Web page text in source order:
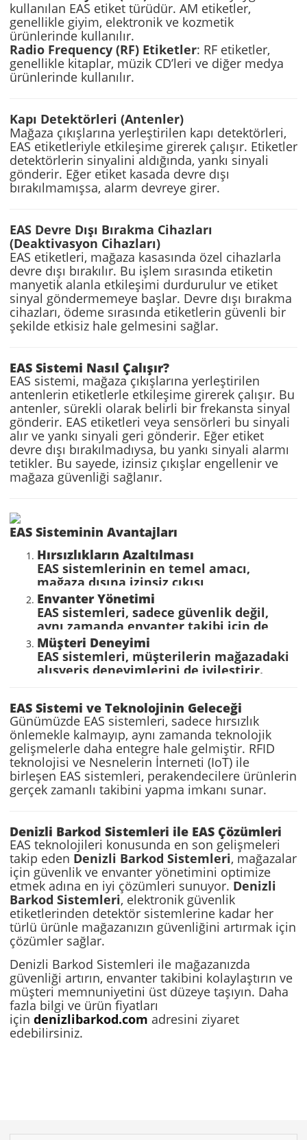
kullanılan EAS etiket türüdür. AM etiketler,
genellikle giyim, elektronik ve kozmetik
ürünlerinde kullanılır.
Radio Frequency (RF) Etiketler: RF etiketler,
genellikle kitaplar, müzik CD’leri ve diğer medya
ürünlerinde kullanılır.
Kapı Detektörleri (Antenler)
Mağaza çıkışlarına yerleştirilen kapı detektörleri,
EAS etiketleriyle etkileşime girerek çalışır. Etiketler
detektörlerin sinyalini aldığında, yankı sinyali
gönderir. Eğer etiket kasada devre dışı
bırakılmamışsa, alarm devreye girer.
EAS Devre Dışı Bırakma Cihazları
(Deaktivasyon Cihazları)
EAS etiketleri, mağaza kasasında özel cihazlarla
devre dışı bırakılır. Bu işlem sırasında etiketin
manyetik alanla etkileşimi durdurulur ve etiket
sinyal göndermemeye başlar. Devre dışı bırakma
cihazları, ödeme sırasında etiketlerin güvenli bir
şekilde etkisiz hale gelmesini sağlar.
EAS Sistemi Nasıl Çalışır?
EAS sistemi, mağaza çıkışlarına yerleştirilen
antenlerin etiketlerle etkileşime girerek çalışır. Bu
antenler, sürekli olarak belirli bir frekansta sinyal
gönderir. EAS etiketleri veya sensörleri bu sinyali
alır ve yankı sinyali geri gönderir. Eğer etiket
devre dışı bırakılmadıysa, bu yankı sinyali alarmı
tetikler. Bu sayede, izinsiz çıkışlar engellenir ve
mağaza güvenliği sağlanır.
EAS Sisteminin Avantajları
Hırsızlıkların Azaltılması
EAS sistemlerinin en temel amacı,
mağaza dışına izinsiz çıkışı
engellemektir. Bu sayede, hırsızlık
oranlarında ciddi bir azalma sağlanır. EAS
sistemleri, mağaza güvenliğini artırırken,
çalışanların ve güvenlik personelinin
üzerindeki yükü de hafifletir.
Envanter Yönetimi
EAS sistemleri, sadece güvenlik değil,
aynı zamanda envanter takibi için de
büyük bir fayda sağlar. Etiketler,
ürünlerin mağazaya girişinden çıkışına
kadar her aşamada izlenebilir. Bu,
etmelerini sağlar.
Müşteri Deneyimi
EAS sistemleri, müşterilerin mağazadaki
alışveriş deneyimlerini de iyileştirir.
tutar ve bu da müşteri memnuniyetini
artırır.
EAS Sistemi ve Teknolojinin Geleceği
Günümüzde EAS sistemleri, sadece hırsızlık
önlemekle kalmayıp, aynı zamanda teknolojik
gelişmelerle daha entegre hale gelmiştir. RFID
teknolojisi ve Nesnelerin İnterneti (IoT) ile
birleşen EAS sistemleri, perakendecilere ürünlerin
gerçek zamanlı takibini yapma imkanı sunar.
Denizli Barkod Sistemleri ile EAS Çözümleri
EAS teknolojileri konusunda en son gelişmeleri
takip eden Denizli Barkod Sistemleri, mağazalar
için güvenlik ve envanter yönetimini optimize
etmek adına en iyi çözümleri sunuyor. Denizli
Barkod Sistemleri, elektronik güvenlik
etiketlerinden detektör sistemlerine kadar her
türlü ürünle mağazanızın güvenliğini artırmak için
çözümler sağlar.
Denizli Barkod Sistemleri ile mağazanızda
güvenliği artırın, envanter takibini kolaylaştırın ve
müşteri memnuniyetini üst düzeye taşıyın. Daha
fazla bilgi ve ürün fiyatları
için denizlibarkod.com adresini ziyaret
edebilirsiniz.